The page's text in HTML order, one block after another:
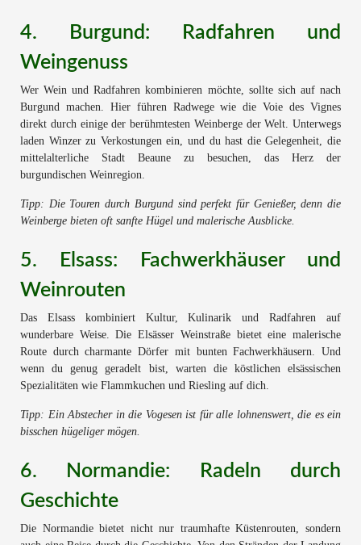
4. Burgund: Radfahren und
Weingenuss
Wer Wein und Radfahren kombinieren möchte, sollte sich auf nach
Burgund machen. Hier führen Radwege wie die Voie des Vignes
direkt durch einige der berühmtesten Weinberge der Welt. Unterwegs
laden Winzer zu Verkostungen ein, und du hast die Gelegenheit, die
mittelalterliche Stadt Beaune zu besuchen, das Herz der
burgundischen Weinregion.
Tipp: Die Touren durch Burgund sind perfekt für Genießer, denn die
Weinberge bieten oft sanfte Hügel und malerische Ausblicke.
5. Elsass: Fachwerkhäuser und
Weinrouten
Das Elsass kombiniert Kultur, Kulinarik und Radfahren auf
wunderbare Weise. Die Elsässer Weinstraße bietet eine malerische
Route durch charmante Dörfer mit bunten Fachwerkhäusern. Und
wenn du genug geradelt bist, warten die köstlichen elsässischen
Spezialitäten wie Flammkuchen und Riesling auf dich.
Tipp: Ein Abstecher in die Vogesen ist für alle lohnenswert, die es ein
bisschen hügeliger mögen.
6. Normandie: Radeln durch
Geschichte
Die Normandie bietet nicht nur traumhafte Küstenrouten, sondern